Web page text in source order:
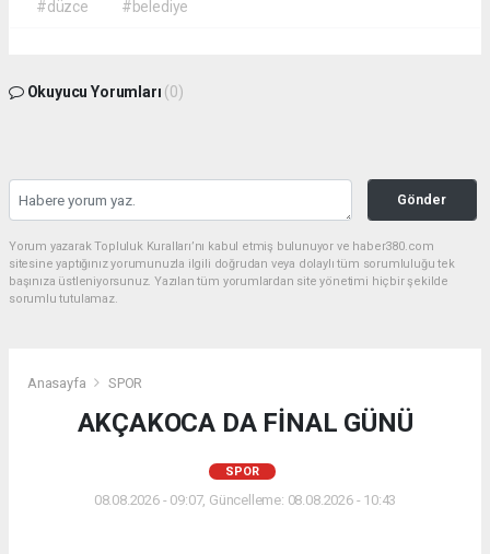
#düzce
#belediye
Okuyucu Yorumları (0)
Gönder
Yorum yazarak Topluluk Kuralları’nı kabul etmiş bulunuyor ve haber380.com
sitesine yaptığınız yorumunuzla ilgili doğrudan veya dolaylı tüm sorumluluğu tek
başınıza üstleniyorsunuz. Yazılan tüm yorumlardan site yönetimi hiçbir şekilde
sorumlu tutulamaz.
Anasayfa SPOR
AKÇAKOCA DA FİNAL GÜNÜ
SPOR
08.08.2026 - 09:07, Güncelleme: 08.08.2026 - 10:43